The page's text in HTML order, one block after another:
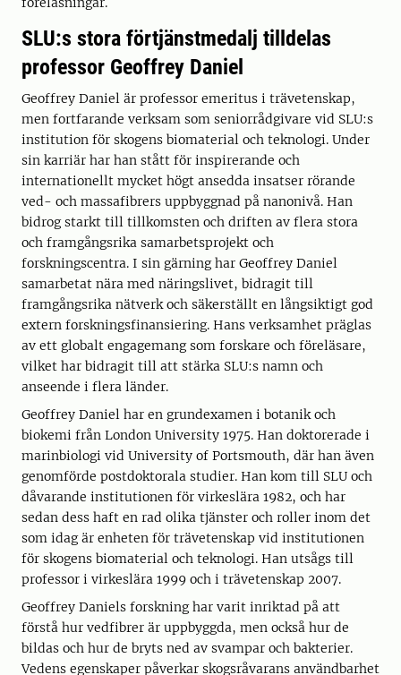
SLU:s stora förtjänstmedalj tilldelas
professor Geoffrey Daniel
Geoffrey Daniel är professor emeritus i trävetenskap,
men fortfarande verksam som seniorrådgivare vid SLU:s
institution för skogens biomaterial och teknologi. Under
sin karriär har han stått för inspirerande och
internationellt mycket högt ansedda insatser rörande
ved- och massafibrers uppbyggnad på nanonivå. Han
bidrog starkt till tillkomsten och driften av flera stora
och framgångsrika samarbetsprojekt och
forskningscentra. I sin gärning har Geoffrey Daniel
samarbetat nära med näringslivet, bidragit till
framgångsrika nätverk och säkerställt en långsiktigt god
extern forskningsfinansiering. Hans verksamhet präglas
av ett globalt engagemang som forskare och föreläsare,
vilket har bidragit till att stärka SLU:s namn och
anseende i flera länder.
Geoffrey Daniel har en grundexamen i botanik och
biokemi från London University 1975. Han doktorerade i
marinbiologi vid University of Portsmouth, där han även
genomförde postdoktorala studier. Han kom till SLU och
dåvarande institutionen för virkeslära 1982, och har
sedan dess haft en rad olika tjänster och roller inom det
som idag är enheten för trävetenskap vid institutionen
för skogens biomaterial och teknologi. Han utsågs till
professor i virkeslära 1999 och i trävetenskap 2007.
Geoffrey Daniels forskning har varit inriktad på att
förstå hur vedfibrer är uppbyggda, men också hur de
bildas och hur de bryts ned av svampar och bakterier.
Vedens egenskaper påverkar skogsråvarans användbarhet